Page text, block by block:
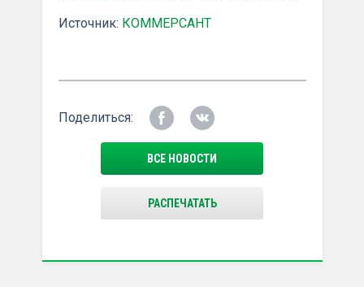
Источник: КОММЕРСАНТ
Поделиться:
ВСЕ НОВОСТИ
РАСПЕЧАТАТЬ